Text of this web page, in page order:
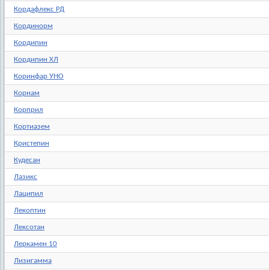
Кордафлекс РД
Кординорм
Кордипин
Кордипин XЛ
Коринфар УНО
Корнам
Корприл
Кортиазем
Кристепин
Кудесан
Лазикс
Лаципил
Лекоптин
Лексотан
Леркамен 10
Лизигамма